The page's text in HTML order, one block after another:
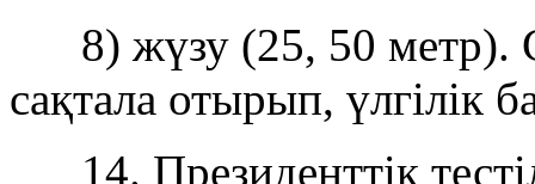
8) жүзу (25, 50 метр).
сақтала отырып, үлгілік
14. Президенттік